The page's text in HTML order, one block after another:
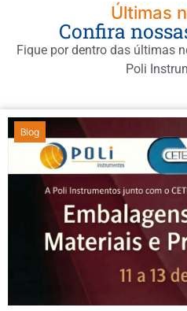
Últimas
Confira
Fique por dentro das últimas
Poli
Blog